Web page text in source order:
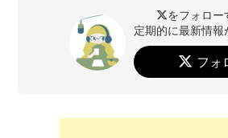
をフォロー
定期的に最新情報
フォ